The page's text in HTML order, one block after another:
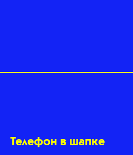
Телефон в шапке